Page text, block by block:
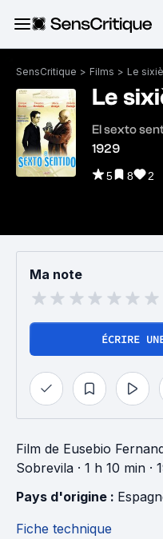
SensCritique > Films > Le
Le
El sexto
1929
5 8 2
Ma note
ÉCRIRE
Film de Eusebio
Sobrevila · 1 h 10 min ·
Pays d'origine :
Fiche technique